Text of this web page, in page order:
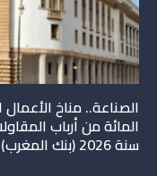
المائة من أرباب
سنة 2026 (بنك المغرب)